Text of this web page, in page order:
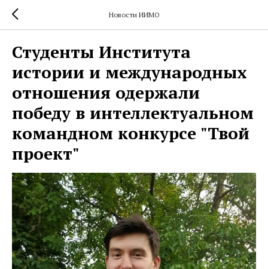
Новости ИИМО
Студенты Института
истории и международных
отношения одержали
победу в интеллектуальном
командном конкурсе "Твой
проект"